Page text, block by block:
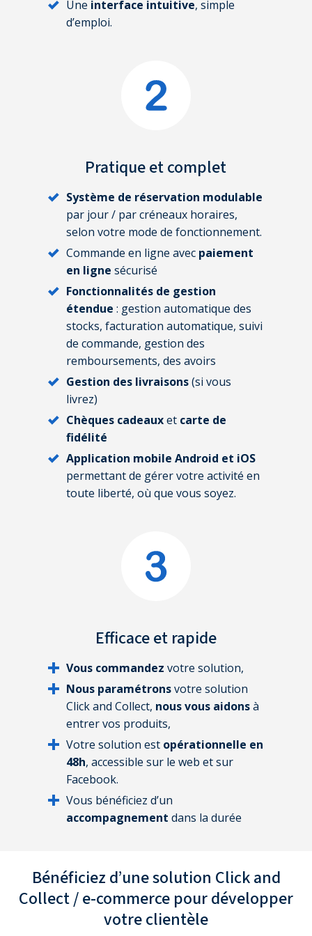
Une interface intuitive, simple
d’emploi.
Pratiqueet complet
Système de réservation modulable
par jour / par créneaux horaires,
selon votre mode de fonctionnement.
Commande en ligne avec paiement
en ligne sécurisé
Fonctionnalités de gestion
étendue : gestion automatique des
stocks, facturation automatique, suivi
de commande, gestion des
remboursements, des avoirs
Gestion des livraisons(si vous
livrez)
Chèques cadeauxet carte de
fidélité
Application mobile Android et iOS
permettant de gérer votre activité en
toute liberté, où que vous soyez.
Efficaceet rapide
Vous commandez votre solution,
Nous paramétronsvotre solution
Click and Collect, nous vous aidonsà
entrer vos produits,
Votre solution est opérationnelle en
48h, accessible sur le web et sur
Facebook.
Vous bénéficiez d’un
accompagnement dans la durée
Bénéficiez d’une solution Click and
Collect / e-commerce pour développer
votre clientèle